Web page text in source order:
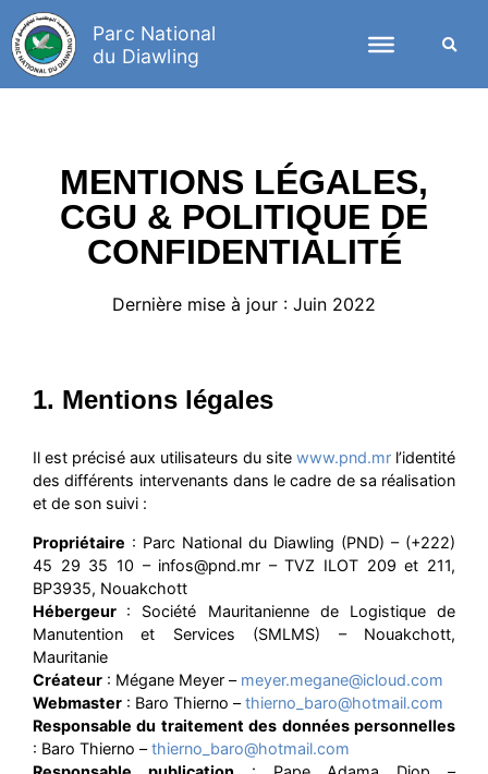
Parc National
du Diawling
MENTIONS LÉGALES,
CGU & POLITIQUE DE
CONFIDENTIALITÉ
Dernière mise à jour : Juin 2022
1. Mentions légales
Il est précisé aux utilisateurs du site www.pnd.mr l’identité
des différents intervenants dans le cadre de sa réalisation
et de son suivi :
Propriétaire : Parc National du Diawling (PND) – (+222)
45 29 35 10 – infos@pnd.mr – TVZ ILOT 209 et 211,
BP3935, Nouakchott
Hébergeur : Société Mauritanienne de Logistique de
Manutention et Services (SMLMS) – Nouakchott,
Mauritanie
Créateur : Mégane Meyer – meyer.megane@icloud.com
Webmaster : Baro Thierno –thierno_baro@hotmail.com
Responsable du traitement des données personnelles
: Baro Thierno –thierno_baro@hotmail.com